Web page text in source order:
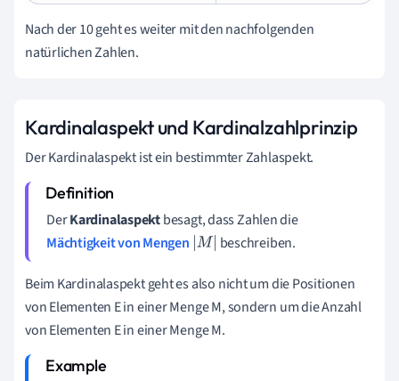
Nach der 10 geht es weiter mit den nachfolgenden
natürlichen Zahlen.
Kardinalaspekt und Kardinalzahlprinzip
Der Kardinalaspekt ist ein bestimmter Zahlaspekt.
DerKardinalaspektbesagt, dass Zahlen die
Mächtigkeit von Mengen M beschreiben.
Beim Kardinalaspekt geht es also nicht um die Positionen
von Elementen E in einer Menge M, sondern um die Anzahl
von Elementen E in einer Menge M.